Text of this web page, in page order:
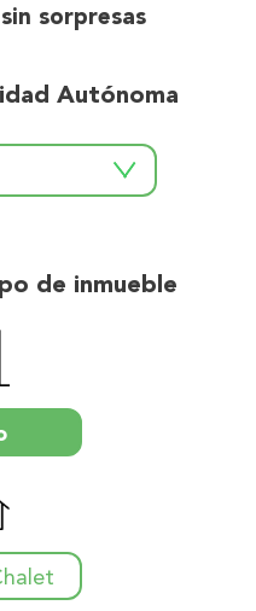
sorpresas
Autónoma
de inmueble